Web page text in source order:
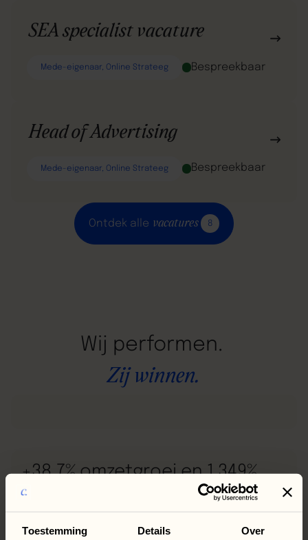
Toestemming Details Over
SEA specialist vacature
Mede-eigenaar, Online Strateeg Bespreekbaar
Head of Advertising
Mede-eigenaar, Online Strateeg Bespreekbaar
Ontdek alle vacatures 8
Wij performen.
Zij winnen.
+38,7% omzetgroei en 1.349%
ROAS voor Amsterdam Skin
Clinic